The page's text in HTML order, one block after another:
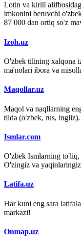
Lotin va kirill
imkonini beruvchi
87 000 dan ortiq so'z
Izoh.uz
O'zbek tilining xalqona
ma'nolari ibora va
Maqollar.uz
Maqol va naqllarning
tilda (o'zbek, rus, ingliz).
Ismlar.com
O'zbek Ismlarning
O'zingiz va
Latifa.uz
Har kuni eng sara
markazi!
Onmap.uz